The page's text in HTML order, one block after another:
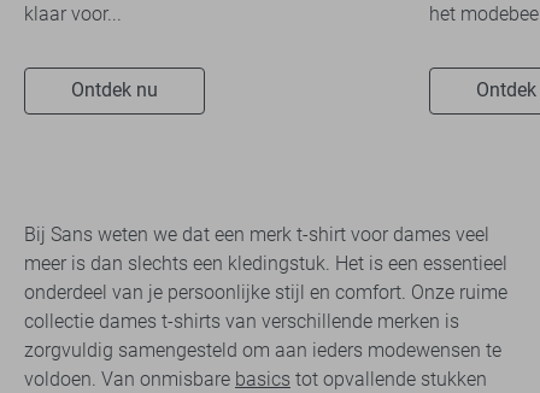
klaar voor...
Ontdek nu
het
Bij Sans weten we dat een merk t-shirt voor dames veel
meer is dan slechts een kledingstuk. Het is een essentieel
onderdeel van je persoonlijke stijl en comfort. Onze ruime
collectie dames t-shirts van verschillende merken is
zorgvuldig samengesteld om aan ieders modewensen te
voldoen. Van onmisbare basics tot opvallende stukken